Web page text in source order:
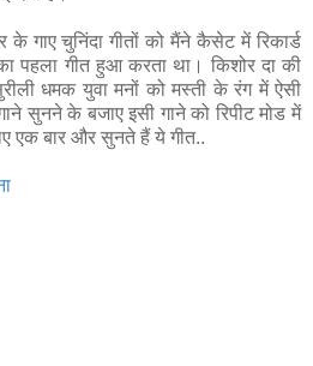
गाए चुनिंदा गीतों को मैंने कैसेट में रिकार्ड
पहला गीत हुआ करता था। किशोर दा की
धमक युवा मनों को मस्ती के रंग में ऐसी
सुनने के बजाए इसी गाने को रिपीट मोड में
एक बार और सुनते हैं ये गीत..